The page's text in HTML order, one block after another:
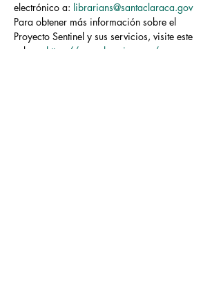
electrónico a: librarians@santaclaraca.gov
Para obtener más información sobre el
Proyecto Sentinel y sus servicios, visite este
enlace: https://www.housing.org/